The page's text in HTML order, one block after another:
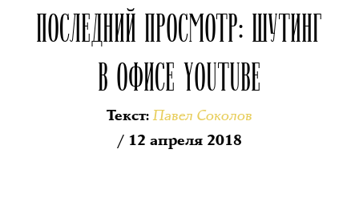
ПОСЛЕДНИЙ ПРОСМОТР: ШУТИНГ
В ОФИСЕ YOUTUBE
Текст:Павел Соколов
/ 12 апреля 2018